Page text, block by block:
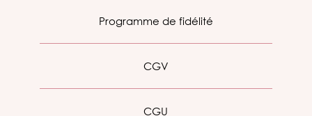
Programme de fidélité
CGV
CGU